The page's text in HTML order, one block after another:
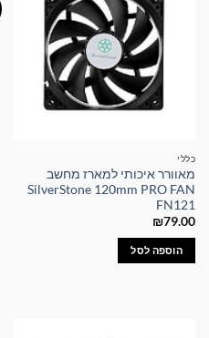
כללי
מאוורר איכותי למארז מחשב
SilverStone 120mm PRO FAN
FN121
₪79.00
הוספה לסל